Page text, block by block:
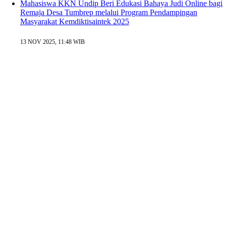
Mahasiswa KKN Undip Beri Edukasi Bahaya Judi Online bagi
Remaja Desa Tumbrep melalui Program Pendampingan
Masyarakat Kemdiktisaintek 2025
13 NOV 2025, 11:48 WIB